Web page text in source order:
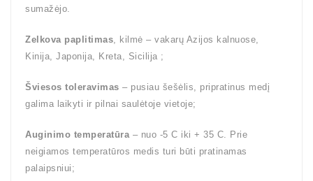
sumažėjo.
Zelkova paplitimas, kilmė – vakarų Azijos kalnuose,
Kinija, Japonija, Kreta, Sicilija ;
Šviesos toleravimas – pusiau šešėlis, pripratinus medį
galima laikyti ir pilnai saulėtoje vietoje;
Auginimo temperatūra– nuo -5 C iki + 35 C. Prie
neigiamos temperatūros medis turi būti pratinamas
palaipsniui;